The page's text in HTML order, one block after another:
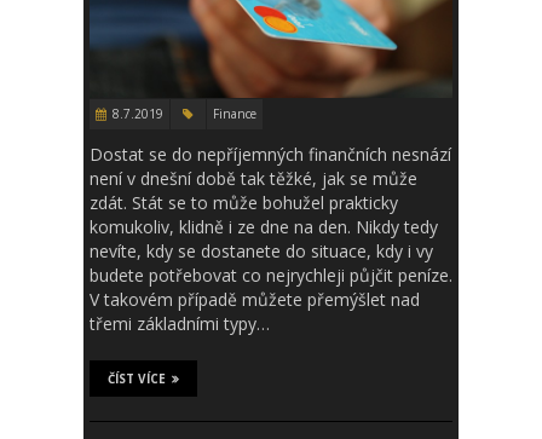
8.7.2019 Finance
Dostat se do nepříjemných finančních nesnází
není v dnešní době tak těžké, jak se může
zdát. Stát se to může bohužel prakticky
komukoliv, klidně i ze dne na den. Nikdy tedy
nevíte, kdy se dostanete do situace, kdy i vy
budete potřebovat co nejrychleji půjčit peníze.
V takovém případě můžete přemýšlet nad
třemi základními typy…
ČÍST VÍCE